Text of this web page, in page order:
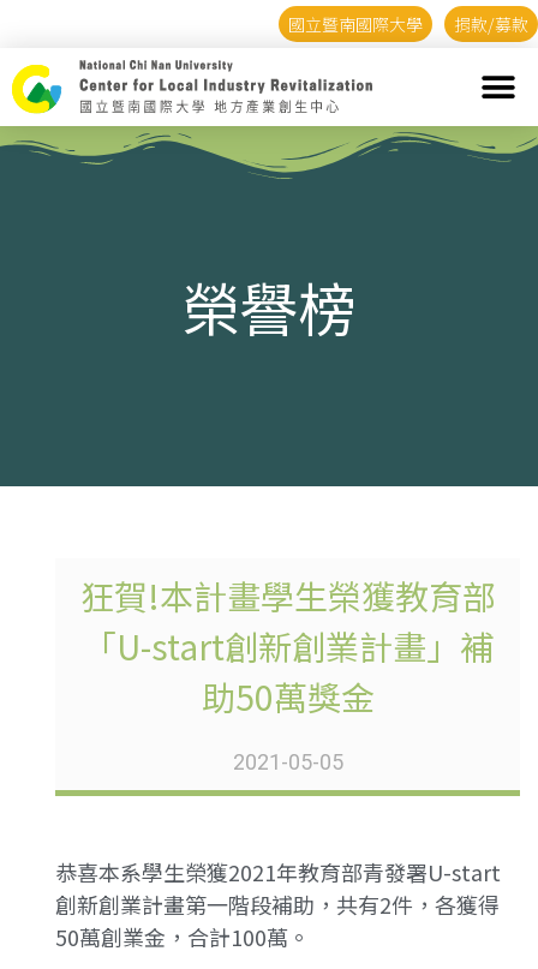
國立暨南國際大學 捐款/募款
榮譽榜
狂賀!本計畫學生榮獲教育部
「U-start創新創業計畫」補
助50萬獎金
2021-05-05
恭喜本系學生榮獲2021年教育部青發署U-start
創新創業計畫第一階段補助，共有2件，各獲得
50萬創業金，合計100萬。